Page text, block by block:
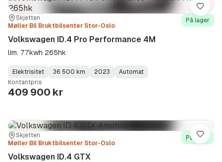
Sted:
Skjetten
Forhandler:
Møller Bil Bruktbilsenter Stor-Oslo
På lager
Volkswagen ID.4 Pro Performance 4M
lim. 77kwh 265hk
Fuel
Type:
Elektrisitet
Kilometerstand:
36 500 km
Model
Year:
2023
Gearbox
Type:
Automat
Kontantpris
409 900 kr
Lagre
Sted:
Skjetten
Forhandler:
Møller Bil Bruktbilsenter Stor-Oslo
På lager
Volkswagen ID.4 GTX
Lagre